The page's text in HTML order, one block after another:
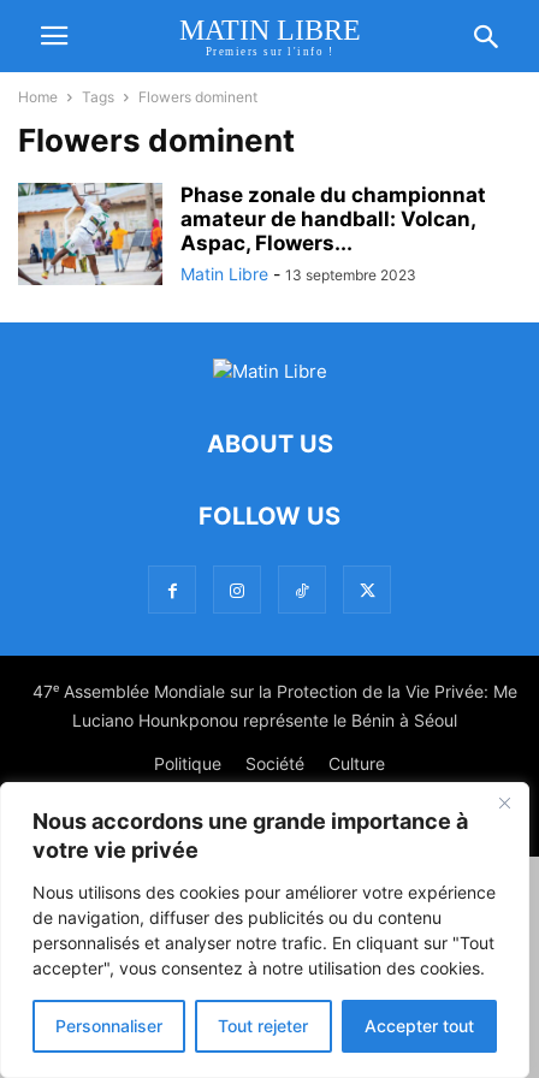
Nous accordons une grande importance à
votre vie privée
Nous utilisons des cookies pour améliorer votre expérience
de navigation, diffuser des publicités ou du contenu
personnalisés et analyser notre trafic. En cliquant sur "Tout
accepter", vous consentez à notre utilisation des cookies.
Personnaliser Tout rejeter Accepter tout
MATIN LIBRE
Premiers sur l'info !
Home Tags Flowers dominent
Flowers dominent
Phase zonale du championnat
amateur de handball: Volcan,
Aspac, Flowers...
Matin Libre - 13 septembre 2023
ABOUT US
FOLLOW US
47ᵉ Assemblée Mondiale sur la Protection de la Vie Privée: Me
Luciano Hounkponou représente le Bénin à Séoul
Politique Société Culture
© Powered by digitXplus Francophone